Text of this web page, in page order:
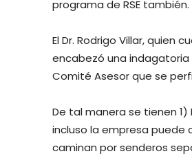
programa de RSE también.
El Dr. Rodrigo Villar, quien
encabezó una
Comité Asesor que se
De tal manera se tienen
incluso la empresa puede
caminan por senderos